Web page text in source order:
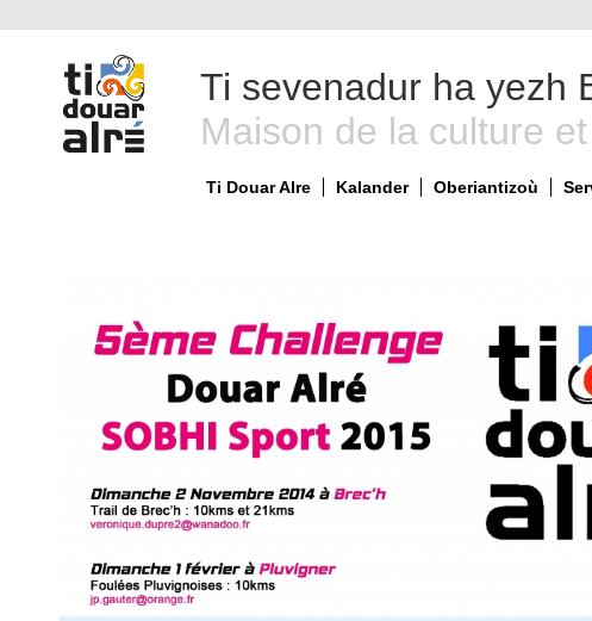
Ti sevenadur ha yezh
Maison de la culture
Ti Douar Alre Kalander Oberiantizoù